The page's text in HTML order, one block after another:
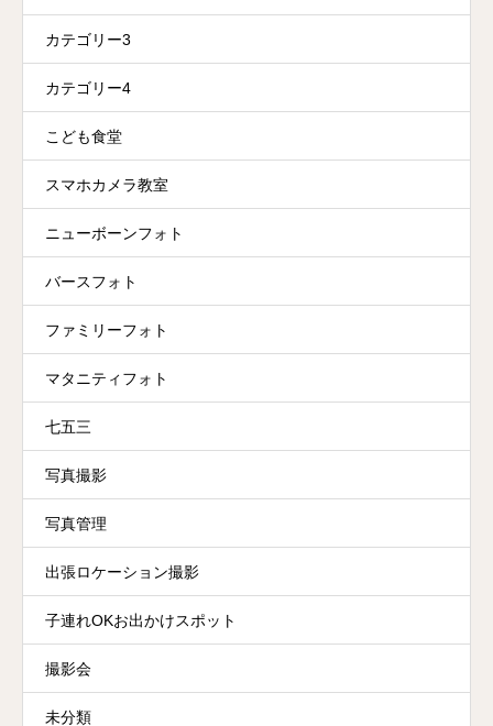
カテゴリー3
カテゴリー4
こども食堂
スマホカメラ教室
ニューボーンフォト
バースフォト
ファミリーフォト
マタニティフォト
七五三
写真撮影
写真管理
出張ロケーション撮影
子連れOKお出かけスポット
撮影会
未分類